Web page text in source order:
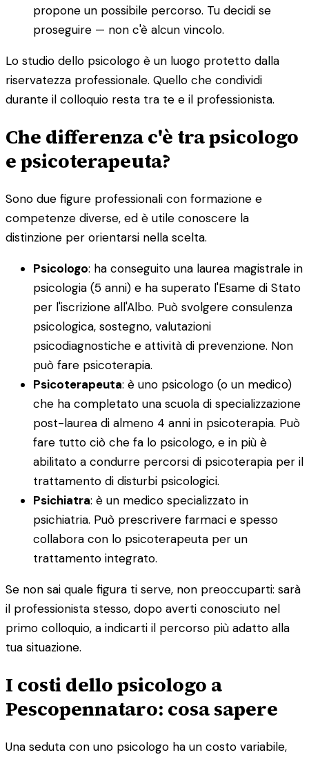
propone un possibile percorso. Tu decidi se
proseguire — non c'è alcun vincolo.
Lo studio dello psicologo è un luogo protetto dalla
riservatezza professionale. Quello che condividi
durante il colloquio resta tra te e il professionista.
Che differenza c'è tra psicologo
e psicoterapeuta?
Sono due figure professionali con formazione e
competenze diverse, ed è utile conoscere la
distinzione per orientarsi nella scelta.
Psicologo: ha conseguito una laurea magistrale in
psicologia (5 anni) e ha superato l'Esame di Stato
per l'iscrizione all'Albo. Può svolgere consulenza
psicologica, sostegno, valutazioni
psicodiagnostiche e attività di prevenzione. Non
può fare psicoterapia.
Psicoterapeuta: è uno psicologo (o un medico)
che ha completato una scuola di specializzazione
post-laurea di almeno 4 anni in psicoterapia. Può
fare tutto ciò che fa lo psicologo, e in più è
abilitato a condurre percorsi di psicoterapia per il
trattamento di disturbi psicologici.
Psichiatra: è un medico specializzato in
psichiatria. Può prescrivere farmaci e spesso
collabora con lo psicoterapeuta per un
trattamento integrato.
Se non sai quale figura ti serve, non preoccuparti: sarà
il professionista stesso, dopo averti conosciuto nel
primo colloquio, a indicarti il percorso più adatto alla
tua situazione.
I costi dello psicologo a
Pescopennataro: cosa sapere
Una seduta con uno psicologo ha un costo variabile,